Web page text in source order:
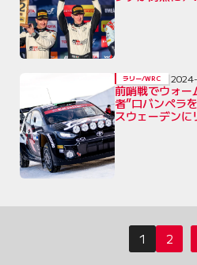
前哨戦でウォー
者”ロバンペラ
スウェーデンに
ラリー/WRC
1 2